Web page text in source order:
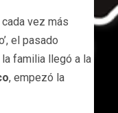
vez más
el pasado
familia llegó a la
, empezó la